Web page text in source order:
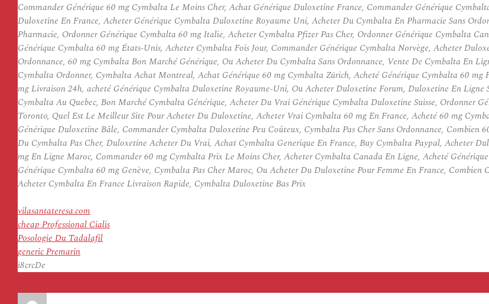
Commander Générique 60 mg Cymbalta Le Moins Cher, Achat Générique Duloxetine France, Commander Générique
Duloxetine En France, Acheter Générique Cymbalta Duloxetine Royaume Uni, Acheter Du Cymbalta En Pharmacie Sans
Pharmacie, Ordonner Générique Cymbalta 60 mg Italie, Acheter Cymbalta Pfizer Pas Cher, Ordonner Générique Cymbalta
Générique Cymbalta 60 mg États-Unis, Acheter Cymbalta Fois Jour, Commander Générique Cymbalta Norvège, Acheter
Ordonnance, 60 mg Cymbalta Bon Marché Générique, Ou Acheter Du Cymbalta Sans Ordonnance, Vente De Cymbalta En
Cymbalta Ordonner, Cymbalta Achat Montreal, Achat Générique 60 mg Cymbalta Zürich, Acheté Générique Cymbalta 60
mg Livraison 24h, acheté Générique Cymbalta Duloxetine Royaume-Uni, Ou Acheter Duloxetine Forum, Duloxetine En
Cymbalta Au Quebec, Bon Marché Cymbalta Générique, Acheter Du Vrai Générique Cymbalta Duloxetine Suisse, Ordonner
Toronto, Quel Est Le Meilleur Site Pour Acheter Du Duloxetine, Acheter Vrai Cymbalta 60 mg En France, Acheté 60 mg
Générique Duloxetine Bâle, Commander Cymbalta Duloxetine Peu Coûteux, Cymbalta Pas Cher Sans Ordonnance,
Du Cymbalta Pas Cher, Duloxetine Acheter Du Vrai, Achat Cymbalta Generique En France, Buy Cymbalta Paypal, Acheter
mg En Ligne Maroc, Commander 60 mg Cymbalta Prix Le Moins Cher, Acheter Cymbalta Canada En Ligne, Acheté
Générique Cymbalta 60 mg Genève, Cymbalta Pas Cher Maroc, Ou Acheter Du Duloxetine Pour Femme En France,
Acheter Cymbalta En France Livraison Rapide, Cymbalta Duloxetine Bas Prix
vilasantateresa.com
cheap Professional Cialis
Posologie Du Tadalafil
generic Premarin
i8crcDe